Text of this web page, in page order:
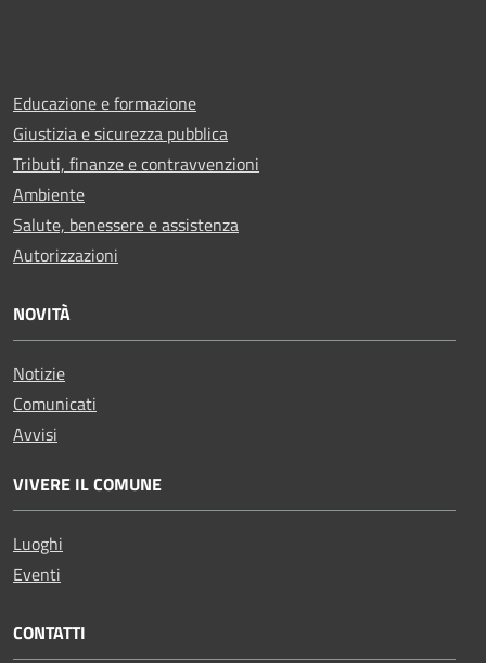
Educazione e formazione
Giustizia e sicurezza pubblica
Tributi, finanze e contravvenzioni
Ambiente
Salute, benessere e assistenza
Autorizzazioni
NOVITÀ
Notizie
Comunicati
Avvisi
VIVERE IL COMUNE
Luoghi
Eventi
CONTATTI